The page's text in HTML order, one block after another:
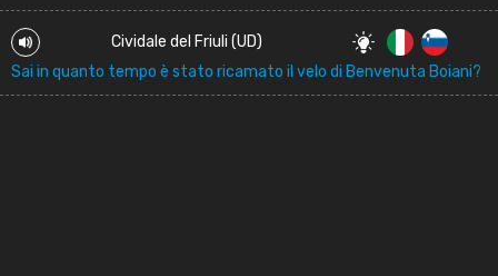
Cividale del Friuli (UD)
Sai in quanto tempo è stato ricamato il velo di Benvenuta Boiani?